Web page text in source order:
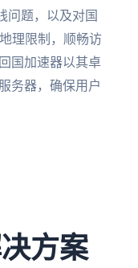
问题，以及对国
理限制，顺畅访
国加速器以其卓
务器，确保用户
方案